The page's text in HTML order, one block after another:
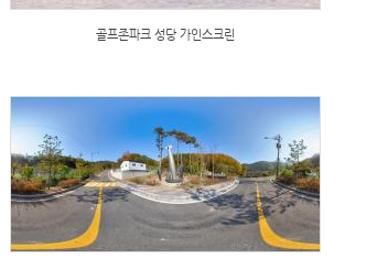
골프존파크 성당 가인스크린